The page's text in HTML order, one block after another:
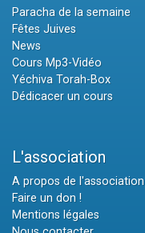
Paracha de la semaine
Fêtes Juives
News
Cours Mp3-Vidéo
Yéchiva Torah-Box
Dédicacer un cours
L'association
A propos de l'association
Faire un don !
Mentions légales